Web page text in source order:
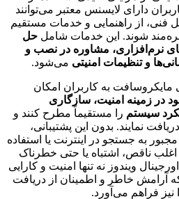
دارای لایسنس معتبر می‌توانند
از راهنمایی و خدمات مستقیم
شوند. این خدمات شامل حل
نرم‌افزاری، مشاوره در نصب و
و تنظیمات امنیتی می‌شود.
مایکروسافت به کاربران امکان
در زمینه امنیت، سازگاری
سیستم را مستقیماً مطرح کنند و
نمایند. بدون این پشتیبانی،
به جستجو در اینترنت یا استفاده
ناقص، اشتباه یا حتی خطرناک
ویندوز نه تنها امنیت و کارایی
آرامش خاطر و اطمینان از دریافت
نیز فراهم می‌آورد.